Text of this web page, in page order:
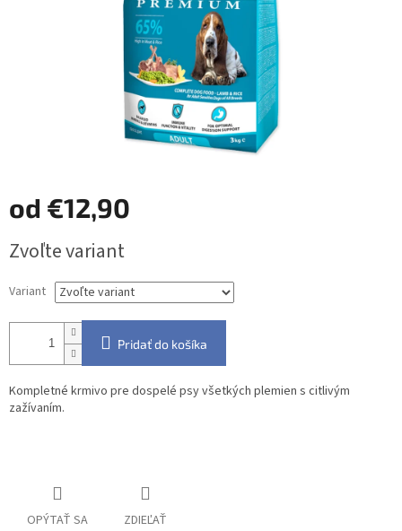
od €12,90
cena:
Zvoľte variant
Variant
Pridať do košíka
Kompletné krmivo pre dospelé psy všetkých plemien s citlivým
zažívaním.
OPÝTAŤ SA ZDIEĽAŤ